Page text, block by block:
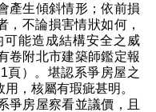
產生傾斜情形；依前損
，不論損害情狀如何，
能造成結構安全之威
卷附北市建築師鑑定報
頁）。堪認系爭房屋之
，核屬有瑕疵甚明。
爭房屋察看並議價，且